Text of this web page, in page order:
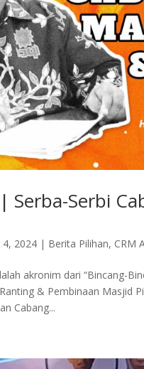
Serba-Serbi
4, 2024 | Berita Pilihan, CRM
akronim dari “Bincang-
& Pembinaan Masjid
Cabang...